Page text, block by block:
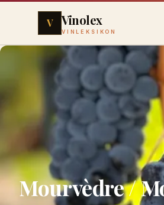
V Vinolex
VINLEKSIKON
Mourvèdre /